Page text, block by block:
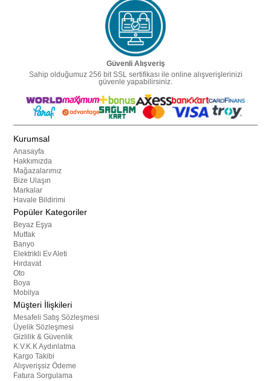
Güvenli Alışveriş
Sahip olduğumuz 256 bit SSL sertifikası ile online alışverişlerinizi
güvenle yapabilirsiniz.
Kurumsal
Anasayfa
Hakkımızda
Mağazalarımız
Bize Ulaşın
Markalar
Havale Bildirimi
Popüler Kategoriler
Beyaz Eşya
Mutfak
Banyo
Elektrikli Ev Aleti
Hırdavat
Oto
Boya
Mobilya
Müşteri İlişkileri
Mesafeli Satış Sözleşmesi
Üyelik Sözleşmesi
Gizlilik & Güvenlik
K.V.K.K Aydınlatma
Kargo Takibi
Alışverişsiz Ödeme
Fatura Sorgulama